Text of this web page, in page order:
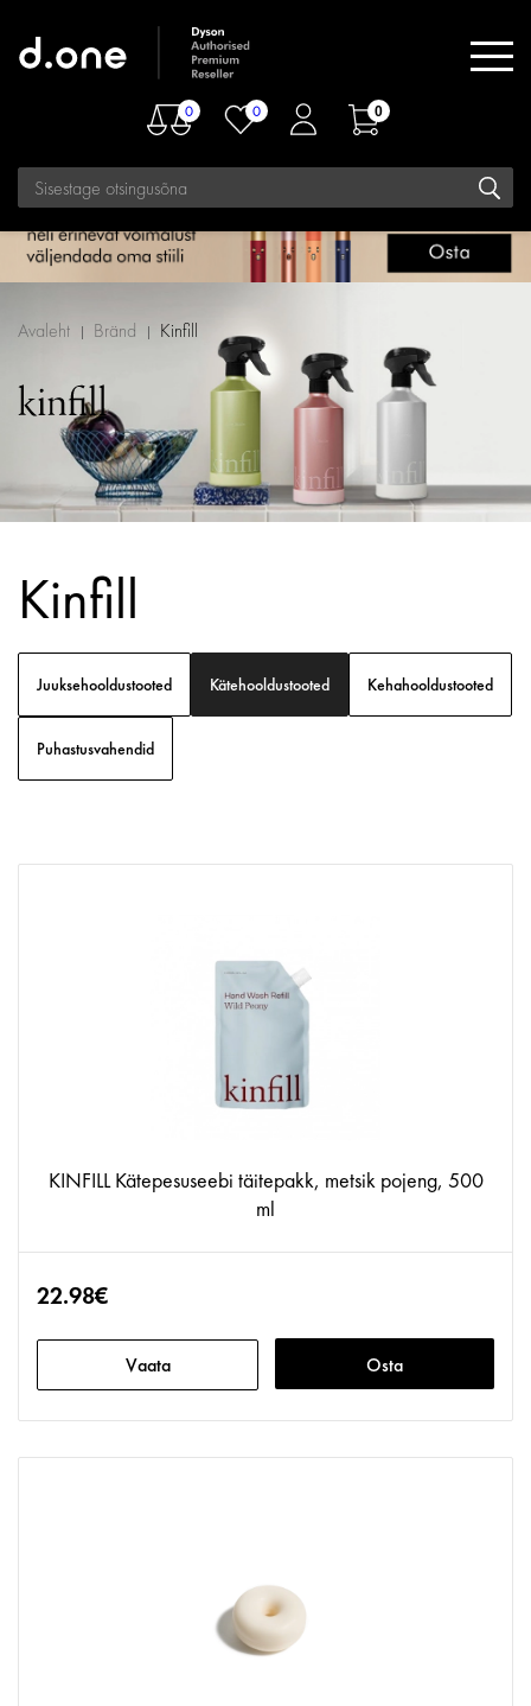
0 0 0
Avaleht Bränd Kinfill
Kinfill
Juuksehooldustooted Kätehooldustooted Kehahooldustooted
Puhastusvahendid
KINFILL Kätepesuseebi täitepakk, metsik pojeng, 500
ml
22.98€
Vaata Osta